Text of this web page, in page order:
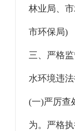
林业局、市
市环保局)
三、严格
水环境违
(一)严厉查
为。严格